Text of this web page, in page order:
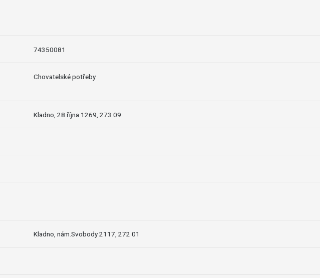
74350081
Chovatelské potřeby
Kladno, 28.října 1269, 273 09
Kladno, nám.Svobody 2117, 272 01